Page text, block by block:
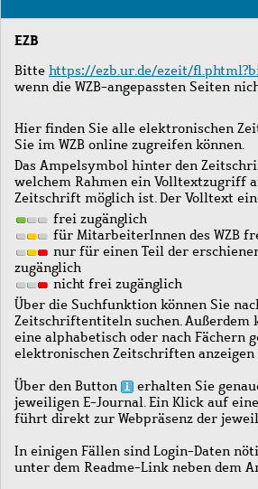
Journals
EZB
Bitte https://ezb.ur.de/ezeit/
wenn die WZB-angepassten Seiten
Hier finden Sie alle elektronischen
Sie im WZB online zugreifen können.
Das Ampelsymbol hinter den
welchem Rahmen ein Volltextzugriff
Zeitschrift möglich ist. Der Volltext
frei zugänglich
für MitarbeiterInnen des WZB
nur für einen Teil der
zugänglich
nicht frei zugänglich
Über die Suchfunktion können Sie
Zeitschriftentiteln suchen. Außerdem
eine alphabetisch oder nach Fächern
elektronischen Zeitschriften anzeigen
Über den Button
erhalten Sie
jeweiligen E-Journal. Ein Klick auf
führt direkt zur Webpräsenz der
In einigen Fällen sind Login-Daten
unter dem Readme-Link neben dem